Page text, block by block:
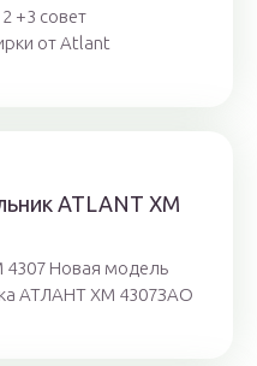
+3 совет
от Atlant
ATLANT ХМ
Новая модель
АТЛАНТ ХМ 4307ЗАО